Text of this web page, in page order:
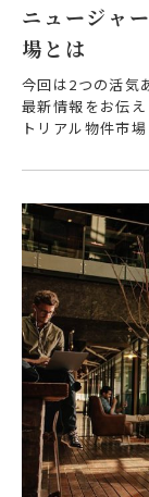
ニュージャ
場とは
今回は2つの活気
最新情報をお伝
トリアル物件市